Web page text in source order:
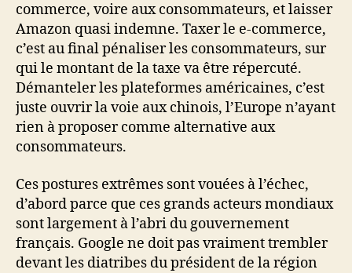
commerce, voire aux consommateurs, et laisser
Amazon quasi indemne. Taxer le e-commerce,
c’est au final pénaliser les consommateurs, sur
qui le montant de la taxe va être répercuté.
Démanteler les plateformes américaines, c’est
juste ouvrir la voie aux chinois, l’Europe n’ayant
rien à proposer comme alternative aux
consommateurs.
Ces postures extrêmes sont vouées à l’échec,
d’abord parce que ces grands acteurs mondiaux
sont largement à l’abri du gouvernement
français. Google ne doit pas vraiment trembler
devant les diatribes du président de la région